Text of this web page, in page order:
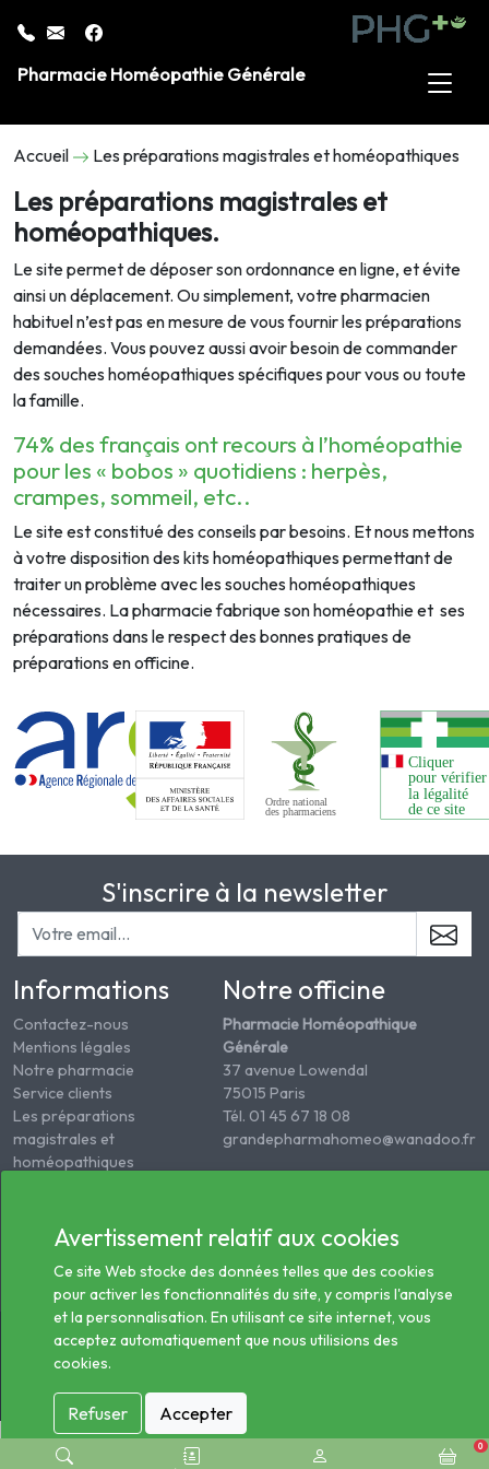
Pharmacie Homéopathie Générale
Accueil Les préparations magistrales et homéopathiques
Les préparations magistrales et
homéopathiques.
Le site permet dedéposer son ordonnance en ligne, et évite
ainsi un déplacement. Ou simplement, votre pharmacien
habituel n’est pas en mesure de vous fournir les préparations
demandées. Vous pouvez aussi avoir besoin de commander
des souches homéopathiques spécifiques pour vous ou toute
la famille.
74% des français ont recours à l’homéopathie
pour les « bobos » quotidiens : herpès,
crampes, sommeil, etc..
Le site est constitué des conseils par besoins. Et nous mettons
à votre disposition des kits homéopathiques permettant de
traiter un problème avec les souches homéopathiques
nécessaires. La pharmacie fabrique son homéopathie et ses
préparations dans le respect des bonnes pratiques de
préparations en officine.
S'inscrire à la newsletter
Informations
Contactez-nous
Mentions légales
Notre pharmacie
Service clients
Les préparations
magistrales et
homéopathiques
Informations sur le
de santé
Notre officine
Pharmacie Homéopathique
Générale
37 avenue Lowendal
75015 Paris
Tél. 01 45 67 18 08
grandepharmahomeo@wanadoo.fr
© 2026 - Tous droits réservés Pharmacie Homéopathie
Générale
0
Avertissement relatif aux cookies
Ce site Web stocke des données telles que des cookies
pour activer les fonctionnalités du site, y compris l'analyse
et la personnalisation. En utilisant ce site internet, vous
acceptez automatiquement que nous utilisions des
cookies.
Refuser Accepter